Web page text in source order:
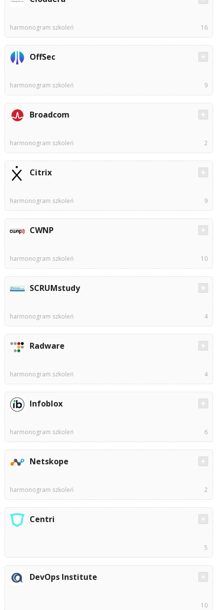
harmonogram szkoleń 16
OffSec
harmonogram szkoleń 9
Broadcom
harmonogram szkoleń 2
Citrix
harmonogram szkoleń 9
CWNP
harmonogram szkoleń 10
SCRUMstudy
harmonogram szkoleń 4
Radware
harmonogram szkoleń 4
Infoblox
harmonogram szkoleń 6
Netskope
harmonogram szkoleń 2
Centri
5
DevOps Institute
10